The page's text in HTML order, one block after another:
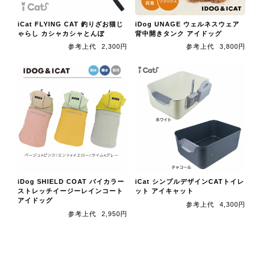
iCat FLYING CAT 釣りざお猫じ
ゃらし カシャカシャとんぼ
参考上代
2,300円
iDog UNAGE ウェルネスウェア
背中開きタンク アイドッグ
参考上代
3,800円
iDog SHIELD COAT バイカラー
ストレッチイージーレインコート
アイドッグ
参考上代
2,950円
iCat シンプルデザインCATトイレ
ット アイキャット
参考上代
4,300円